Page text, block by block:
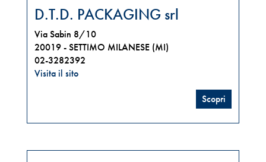
D.T.D. PACKAGING srl
Via Sabin 8/10
20019 -SETTIMO MILANESE (MI)
02-3282392
Visita il sito
Scopri